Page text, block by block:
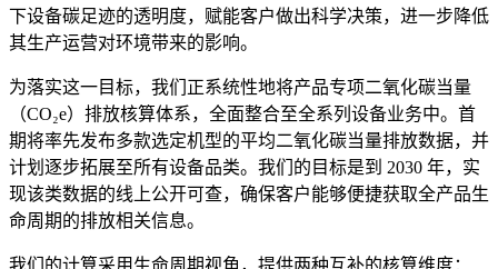
下设备碳足迹的透明度，赋能客户做出科学决策，进一步降低
其生产运营对环境带来的影响。
为落实这一目标，我们正系统性地将产品专项二氧化碳当量
（CO₂e）排放核算体系，全面整合至全系列设备业务中。首
期将率先发布多款选定机型的平均二氧化碳当量排放数据，并
计划逐步拓展至所有设备品类。我们的目标是到 2030 年，实
现该类数据的线上公开可查，确保客户能够便捷获取全产品生
命周期的排放相关信息。
我们的计算采用生命周期视角，提供两种互补的核算维度：